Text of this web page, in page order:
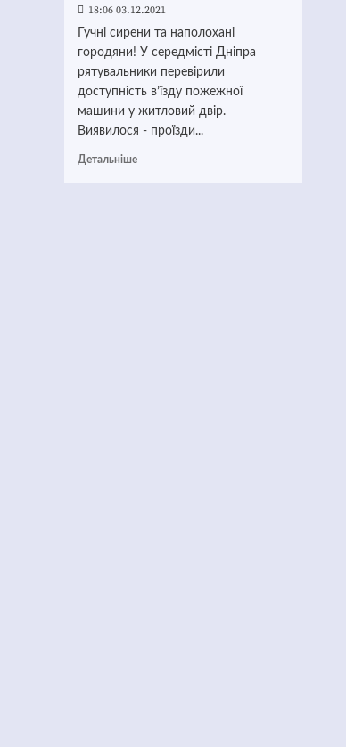
18:06 03.12.2021
Гучні сирени та наполохані
городяни! У середмісті Дніпра
рятувальники перевірили
доступність в’їзду пожежної
машини у житловий двір.
Виявилося - проїзди...
Детальніше